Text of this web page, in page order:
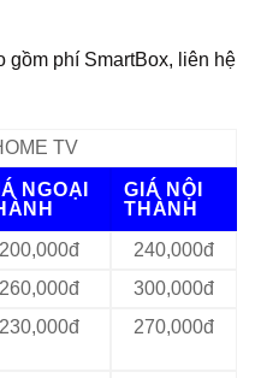
gồm phí SmartBox, liên hệ
TV
NGOẠI
GIÁ NỘI
THÀNH
200,000đ
240,000đ
260,000đ
300,000đ
230,000đ 270,000đ